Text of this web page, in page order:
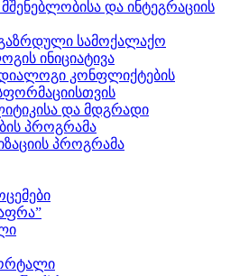
და ინტეგრაციის
სამოქალაქო
ინიციატივა
კონფლიქტების
და მდგრადი
პროგრამა
პროგრამა